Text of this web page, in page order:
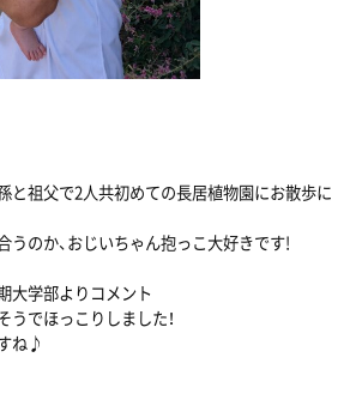
と祖父で2人共初めての長居植物園にお散歩に
のか、おじいちゃん抱っこ大好きです!
大学部よりコメント
でほっこりしました！
ね♪